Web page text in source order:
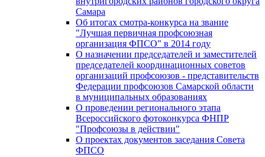
Самара
Об итогах смотра-конкурса на звание
"Лучшая первичная профсоюзная
организация ФПСО" в 2014 году
О назначении председателей и заместителей
председателей координационных советов
организаций профсоюзов - представительств
Федерации профсоюзов Самарской области
в муниципальных образованиях
О проведении регионального этапа
Всероссийского фотоконкурса ФНПР
"Профсоюзы в действии"
О проектах документов заседания Совета
ФПСО